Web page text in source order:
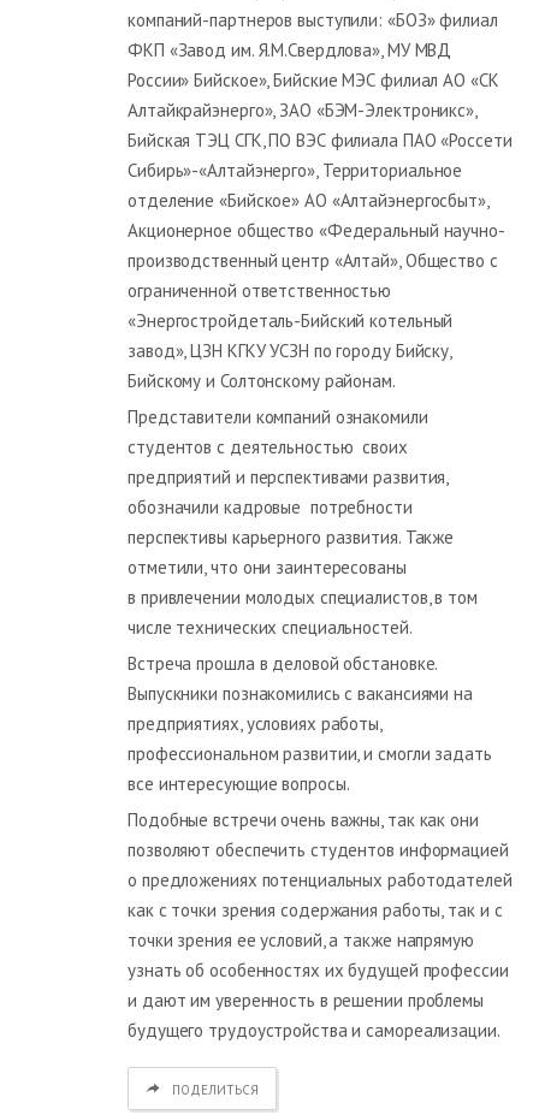
компаний-партнеров выступили: «БОЗ» филиал
ФКП «Завод им. Я.М.Свердлова», МУ МВД
России» Бийское», Бийские МЭС филиал АО «СК
Алтайкрайэнерго», ЗАО «БЭМ-Электроникс»,
Бийская ТЭЦ СГК,ПО ВЭС филиала ПАО «Россети
Сибирь»-«Алтайэнерго», Территориальное
отделение «Бийское» АО «Алтайэнергосбыт»,
Акционерное общество «Федеральный научно-
производственный центр «Алтай», Общество с
ограниченной ответственностью
«Энергостройдеталь-Бийский котельный
завод», ЦЗН КГКУ УСЗН по городу Бийску,
Бийскому и Солтонскому районам.
Представители компаний ознакомили
студентов с деятельностью своих
предприятий и перспективами развития,
обозначили кадровые потребности
перспективы карьерного развития. Также
отметили, что они заинтересованы
в привлечении молодых специалистов, в том
числе технических специальностей.
Встреча прошла в деловой обстановке.
Выпускники познакомились с вакансиями на
предприятиях, условиях работы,
профессиональном развитии, и смогли задать
все интересующие вопросы.
Подобные встречи очень важны, так как они
позволяют обеспечить студентов информацией
о предложениях потенциальных работодателей
как с точки зрения содержания работы, так и с
точки зрения ее условий, а также напрямую
узнать об особенностях их будущей профессии
и дают им уверенность в решении проблемы
будущего трудоустройства и самореализации.
ПОДЕЛИТЬСЯ